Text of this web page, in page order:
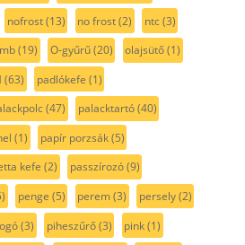
nofrost(13) no frost(2) ntc(3)
(19) O-gyűrű(20) olajsütő(1)
(63) padlókefe (1)
(47) palacktartó(40)
(1) papír porzsák(5)
kefe (2) passzírozó(9)
penge (5) perem(3) persely(2)
(3) piheszűrő(3) pink(1)